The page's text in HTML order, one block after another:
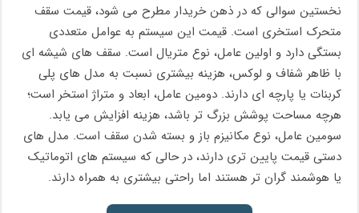
نخستین سوالی که در ذهن خریدار مطرح می شود، قیمت سقف
متحرک استخری است. قیمت این سیستم به عوامل متعددی
بستگی دارد و اولین عامل، نوع متریال است. سقف های شیشه ای
با ظاهر شفاف و لوکس، هزینه بیشتری نسبت به مدل های پلی
کربنات یا پارچه ای دارند. دومین عامل، ابعاد و متراژ استخر است؛
هرچه مساحت پوشش بزرگ تر باشد، هزینه افزایش می یابد.
سومین عامل، نوع مکانیزم باز و بسته شدن سقف است. مدل های
دستی قیمت پایین تری دارند، در حالی که سیستم های اتوماتیک
یا هوشمند گران تر هستند اما راحتی بیشتری به همراه دارند.